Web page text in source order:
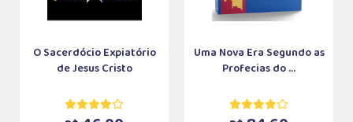
O Sacerdócio Expiatório
de Jesus Cristo
Uma Nova Era Segundo as
Profecias do ...